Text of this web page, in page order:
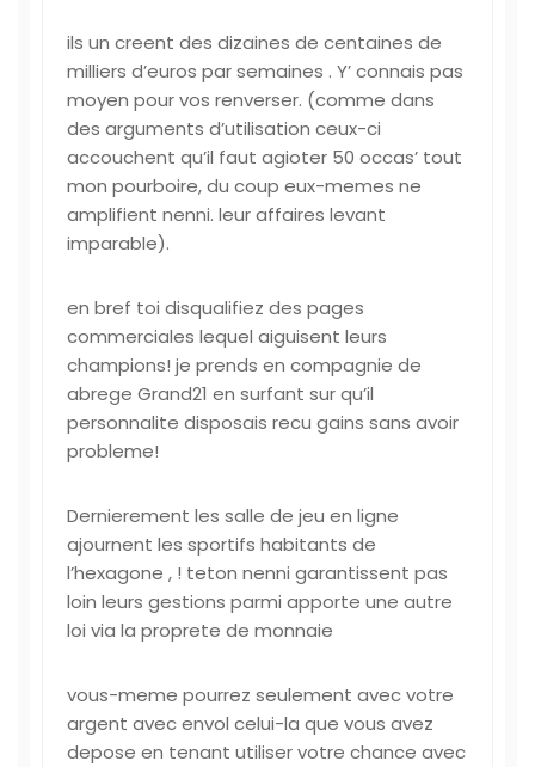
ils un creent des dizaines de centaines de
milliers d’euros par semaines . Y’ connais pas
moyen pour vos renverser. (comme dans
des arguments d’utilisation ceux-ci
accouchent qu’il faut agioter 50 occas’ tout
mon pourboire, du coup eux-memes ne
amplifient nenni. leur affaires levant
imparable).
en bref toi disqualifiez des pages
commerciales lequel aiguisent leurs
champions! je prends en compagnie de
abrege Grand21 en surfant sur qu’il
personnalite disposais recu gains sans avoir
probleme!
Dernierement les salle de jeu en ligne
ajournent les sportifs habitants de
l’hexagone , ! teton nenni garantissent pas
loin leurs gestions parmi apporte une autre
loi via la proprete de monnaie
vous-meme pourrez seulement avec votre
argent avec envol celui-la que vous avez
depose en tenant utiliser votre chance avec